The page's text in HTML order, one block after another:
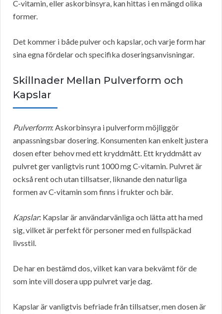
C-vitamin, eller askorbinsyra, kan hittas i en mängd olika
former.
Det kommer i både pulver och kapslar, och varje form har
sina egna fördelar och specifika doseringsanvisningar.
Skillnader Mellan Pulverform och
Kapslar
Pulverform: Askorbinsyra i pulverform möjliggör
anpassningsbar dosering. Konsumenten kan enkelt justera
dosen efter behov med ett kryddmått. Ett kryddmått av
pulvret ger vanligtvis runt 1000 mg C-vitamin. Pulvret är
också rent och utan tillsatser, liknande den naturliga
formen av C-vitamin som finns i frukter och bär.
Kapslar: Kapslar är användarvänliga och lätta att ha med
sig, vilket är perfekt för personer med en fullspäckad
livsstil.
De har en bestämd dos, vilket kan vara bekvämt för de
som inte vill dosera upp pulvret varje dag.
Kapslar är vanligtvis befriade från tillsatser, men dosen är